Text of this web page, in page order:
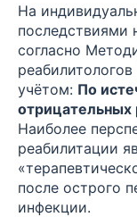
На
последствиями
согласно
учётом: По
отрицательных
Наиболее
реабилитации
после острого
инфекции.